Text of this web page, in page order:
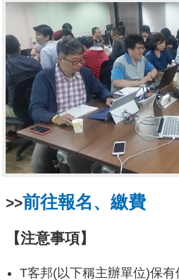
>>前往報名、繳費
【注意事項】
T客邦(以下稱主辦單位)保